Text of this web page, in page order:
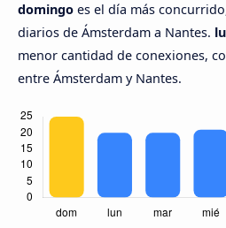
domingo es el día más
diarios de Ámsterdam a Nantes.
menor cantidad de conexiones,
entre Ámsterdam y Nantes.